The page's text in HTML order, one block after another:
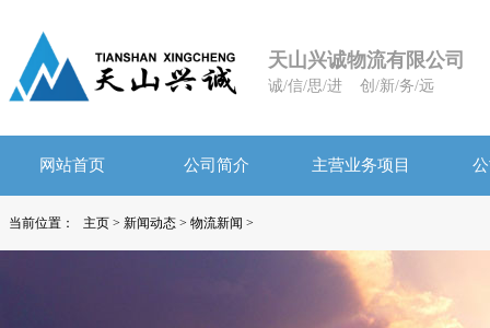
天山兴诚物流有限公司
诚/信/思/进 创/新/务/远
网站首页 公司简介 主营业务项目
当前位置： 主页 > 新闻动态 > 物流新闻 >